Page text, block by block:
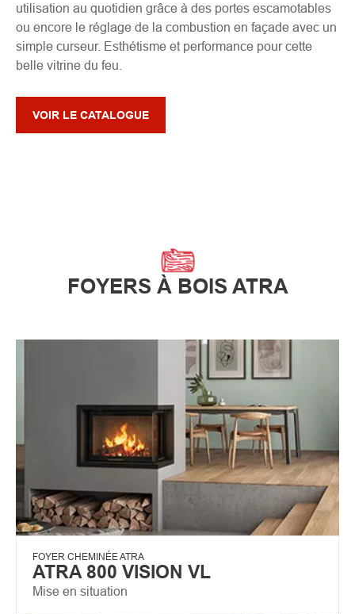
utilisation au quotidien grâce à des portes escamotables
ou encore le réglage de la combustion en façade avec un
simple curseur. Esthétisme et performance pour cette
belle vitrine du feu.
VOIR LE CATALOGUE
FOYERS À BOIS ATRA
FOYER CHEMINÉE ATRA
ATRA 800 VISION VL
Mise en situation